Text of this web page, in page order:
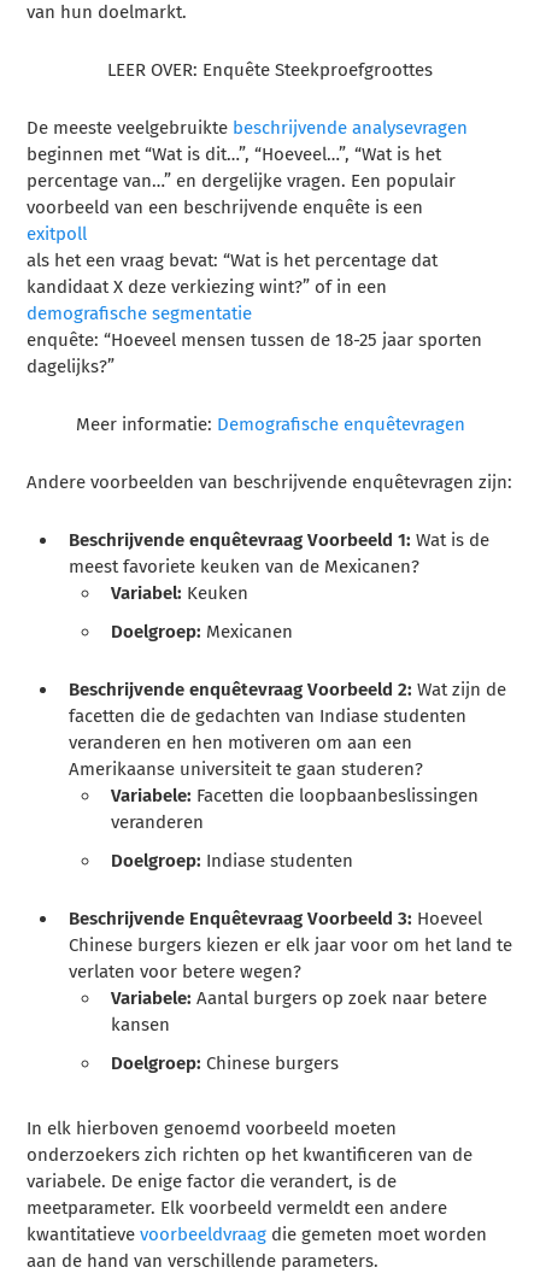
van hun doelmarkt.
LEER OVER: Enquête Steekproefgroottes
De meeste veelgebruikte beschrijvende analysevragen
beginnen met “Wat is dit…”, “Hoeveel…”, “Wat is het
percentage van…” en dergelijke vragen. Een populair
voorbeeld van een beschrijvende enquête is een
exitpoll
als het een vraag bevat: “Wat is het percentage dat
kandidaat X deze verkiezing wint?” of in een
demografische segmentatie
enquête: “Hoeveel mensen tussen de 18-25 jaar sporten
dagelijks?”
Meer informatie: Demografische enquêtevragen
Andere voorbeelden van beschrijvende enquêtevragen zijn:
Beschrijvende enquêtevraag Voorbeeld 1:Wat is de
meest favoriete keuken van de Mexicanen?
Variabel: Keuken
Doelgroep: Mexicanen
Beschrijvende enquêtevraag Voorbeeld 2:Wat zijn de
facetten die de gedachten van Indiase studenten
veranderen en hen motiveren om aan een
Amerikaanse universiteit te gaan studeren?
Variabele: Facetten die loopbaanbeslissingen
veranderen
Doelgroep: Indiase studenten
Beschrijvende Enquêtevraag Voorbeeld 3: Hoeveel
Chinese burgers kiezen er elk jaar voor om het land te
verlaten voor betere wegen?
Variabele:Aantal burgers op zoek naar betere
kansen
Doelgroep:Chinese burgers
In elk hierboven genoemd voorbeeld moeten
onderzoekers zich richten op het kwantificeren van de
variabele. De enige factor die verandert, is de
meetparameter. Elk voorbeeld vermeldt een andere
kwantitatievevoorbeeldvraag die gemeten moet worden
aan de hand van verschillende parameters.